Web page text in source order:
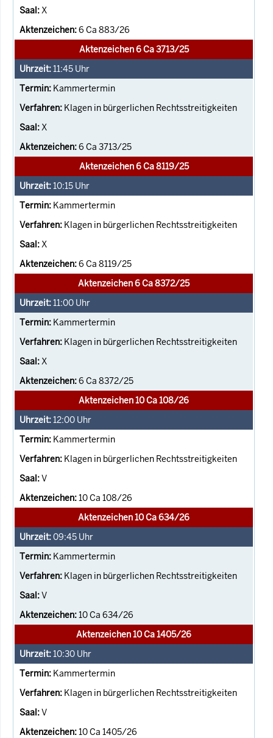
X
6 Ca 883/26
Aktenzeichen 6 Ca 3713/25
11:45 Uhr
Kammertermin
Klagen in bürgerlichen Rechtsstreitigkeiten
X
6 Ca 3713/25
Aktenzeichen 6 Ca 8119/25
10:15 Uhr
Kammertermin
Klagen in bürgerlichen Rechtsstreitigkeiten
X
6 Ca 8119/25
Aktenzeichen 6 Ca 8372/25
11:00 Uhr
Kammertermin
Klagen in bürgerlichen Rechtsstreitigkeiten
X
6 Ca 8372/25
Aktenzeichen 10 Ca 108/26
12:00 Uhr
Kammertermin
Klagen in bürgerlichen Rechtsstreitigkeiten
V
10 Ca 108/26
Aktenzeichen 10 Ca 634/26
09:45 Uhr
Kammertermin
Klagen in bürgerlichen Rechtsstreitigkeiten
V
10 Ca 634/26
Aktenzeichen 10 Ca 1405/26
10:30 Uhr
Kammertermin
Klagen in bürgerlichen Rechtsstreitigkeiten
V
10 Ca 1405/26